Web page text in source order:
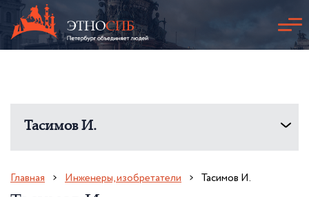
Тасимов И.
Главная Инженеры, изобретатели Тасимов И.